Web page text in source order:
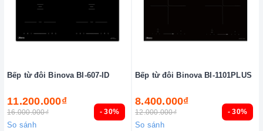
- 30%
Bếp từ đôi Binova BI-607-ID
11.200.000₫
16.000.000₫
So sánh
- 30%
Bếp từ đôi Binova BI-1101PLUS
8.400.000₫
12.000.000₫
So sánh